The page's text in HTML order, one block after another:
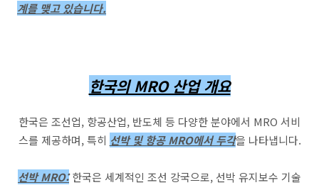
계를 맺고 있습니다.
한국의 MRO 산업 개요
한국은 조선업, 항공산업, 반도체 등 다양한 분야에서 MRO 서비
스를 제공하며, 특히 선박 및 항공 MRO에서 두각을 나타냅니다.
선박 MRO:한국은 세계적인 조선 강국으로, 선박 유지보수 기술